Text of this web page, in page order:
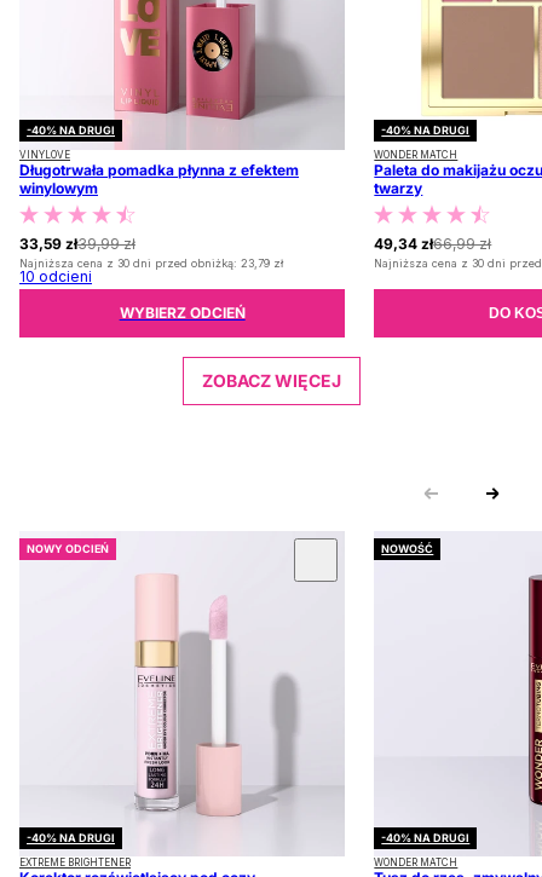
-40% NA DRUGI
VINYLOVE
Długotrwała pomadka płynna z efektem
winylowym
39,99 zł
33,59 zł
Najniższa cena z 30 dni przed obniżką: 23,79 zł
10 odcieni
WYBIERZ ODCIEŃ
-40% NA DRUGI
WONDER MATCH
Paleta do makijażu
twarzy
66,99 zł
49,34 zł
Najniższa cena z 30 dni
DO
ZOBACZ WIĘCEJ
NOWY ODCIEŃ
-40% NA DRUGI
EXTREME BRIGHTENER
NOWOŚĆ
-40% NA DRUGI
WONDER MATCH